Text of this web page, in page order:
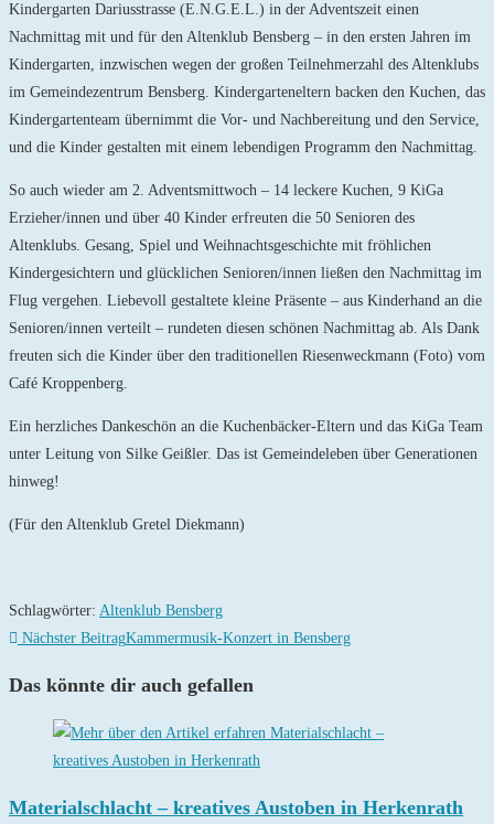
Kindergarten Dariusstrasse (E.N.G.E.L.) in der Adventszeit einen
Nachmittag mit und für den Altenklub Bensberg – in den ersten Jahren im
Kindergarten, inzwischen wegen der großen Teilnehmerzahl des Altenklubs
im Gemeindezentrum Bensberg. Kindergarteneltern backen den Kuchen, das
Kindergartenteam übernimmt die Vor- und Nachbereitung und den Service,
und die Kinder gestalten mit einem lebendigen Programm den Nachmittag.
So auch wieder am 2. Adventsmittwoch – 14 leckere Kuchen, 9 KiGa
Erzieher/innen und über 40 Kinder erfreuten die 50 Senioren des
Altenklubs. Gesang, Spiel und Weihnachtsgeschichte mit fröhlichen
Kindergesichtern und glücklichen Senioren/innen ließen den Nachmittag im
Flug vergehen. Liebevoll gestaltete kleine Präsente – aus Kinderhand an die
Senioren/innen verteilt – rundeten diesen schönen Nachmittag ab. Als Dank
freuten sich die Kinder über den traditionellen Riesenweckmann (Foto) vom
Café Kroppenberg.
Ein herzliches Dankeschön an die Kuchenbäcker-Eltern und das KiGa Team
unter Leitung von Silke Geißler. Das ist Gemeindeleben über Generationen
hinweg!
(Für den Altenklub Gretel Diekmann)
Schlagwörter: Altenklub Bensberg
Weitere
Nächster BeitragKammermusik-Konzert in Bensberg
Das könnte dir auch gefallen
Materialschlacht – kreatives Austoben in Herkenrath